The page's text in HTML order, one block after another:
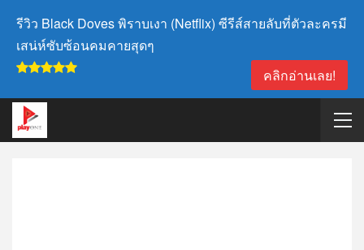
รีวิว Black Doves พิราบเงา (Netflix) ซีรีส์สายลับที่ตัวละครมี
เสน่ห์ซับซ้อนคมคายสุดๆ
คลิกอ่านเลย!